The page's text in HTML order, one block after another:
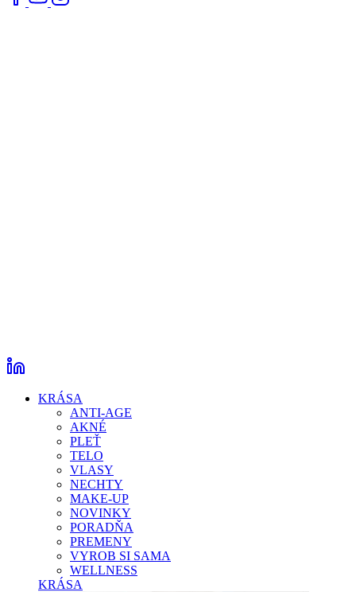
KRÁSA
ANTI-AGE
AKNÉ
PLEŤ
TELO
VLASY
NECHTY
MAKE-UP
NOVINKY
PORADŇA
PREMENY
VYROB SI SAMA
WELLNESS
KRÁSA